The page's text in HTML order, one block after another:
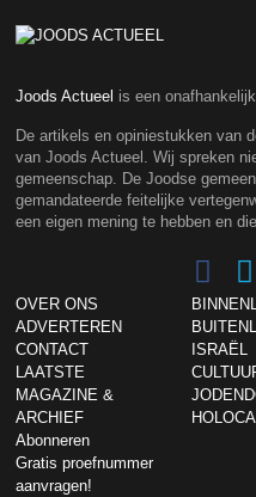
Joods Actueel is een
De artikels en opiniestukken van
van Joods Actueel. Wij spreken
gemeenschap. De Joodse
gemandateerde feitelijke
een eigen mening te hebben en
OVER ONS
ADVERTEREN
CONTACT
LAATSTE
MAGAZINE &
ARCHIEF
Abonneren
Gratis proefnummer
aanvragen!
ISRAËL